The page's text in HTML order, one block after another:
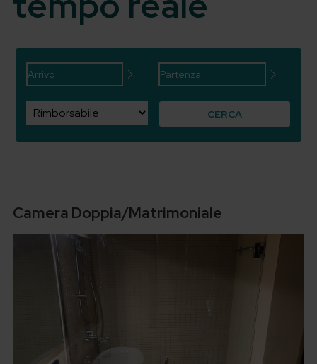
CERCA
Camera Doppia/Matrimoniale